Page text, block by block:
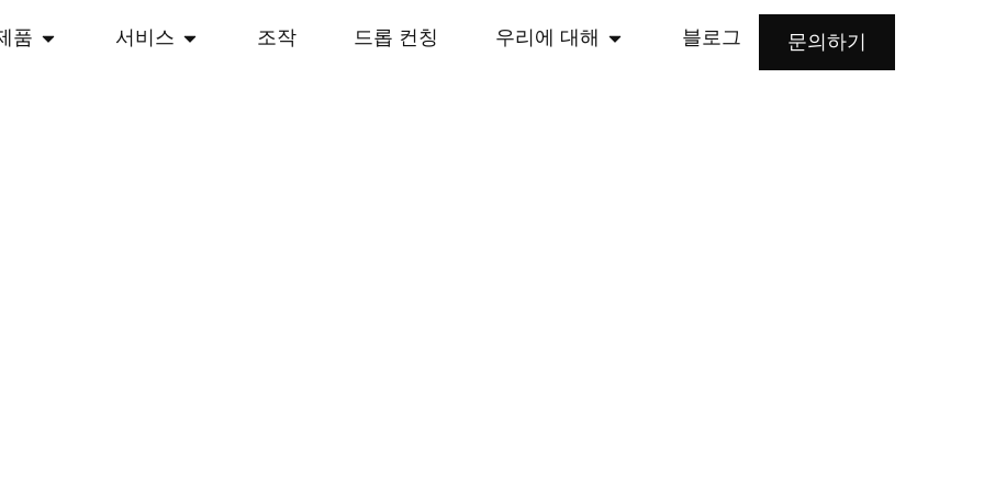
품 서비스 조작 드롭 컨칭 우리에 대해 블로그 문의하기